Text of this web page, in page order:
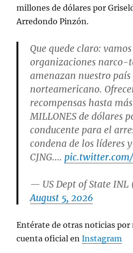
millones de dólares por
Arredondo Pinzón.
Que quede claro:
organizaciones narco-
amenazan nuestro
norteamericano.
recompensas hasta
MILLONES de dólares
conducente para el
condena de los líderes
CJNG.…
— US Dept of State INL
August 5, 2026
Entérate de otras noticias por
cuenta oficial enInstagram